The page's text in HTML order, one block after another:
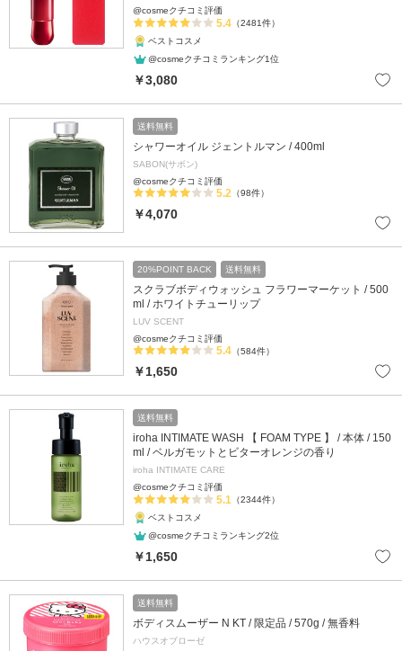
@cosmeクチコミ評価
5.4 （2481件）
ベストコスメ
@cosmeクチコミランキング1位
￥3,080
送料無料
シャワーオイル ジェントルマン / 400ml
SABON(サボン)
@cosmeクチコミ評価
5.2 （98件）
￥4,070
20%POINT BACK 送料無料
スクラブボディウォッシュ フラワーマーケット / 500
ml / ホワイトチューリップ
LUV SCENT
@cosmeクチコミ評価
5.4 （584件）
￥1,650
送料無料
iroha INTIMATE WASH 【 FOAM TYPE 】 / 本体 / 150
ml / ベルガモットとビターオレンジの香り
iroha INTIMATE CARE
@cosmeクチコミ評価
5.1
（2344件）
ベストコスメ
@cosmeクチコミランキング2位
￥1,650
送料無料
ボディスムーザー N KT / 限定品 / 570g / 無香料
ハウスオブローゼ